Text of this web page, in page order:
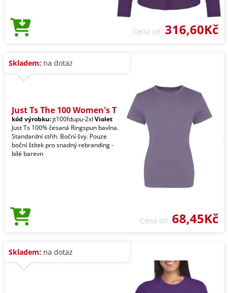
Cena od 316,60Kč
Skladem: na dotaz
Just Ts The 100 Women's T
kód výrobku: jt100fdupu-2xl Violet
Just Ts 100% česaná Ringspun bavlna.
Standardní střih. Boční švy. Pouze
boční štítek pro snadný rebranding -
bílé barevn
Cena od 68,45Kč
Skladem: na dotaz